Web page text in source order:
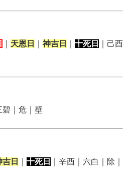
天恩日 神吉日 十死日
｜己酉
碧｜危｜壁
吉日 十死日
｜辛酉｜六白｜除｜